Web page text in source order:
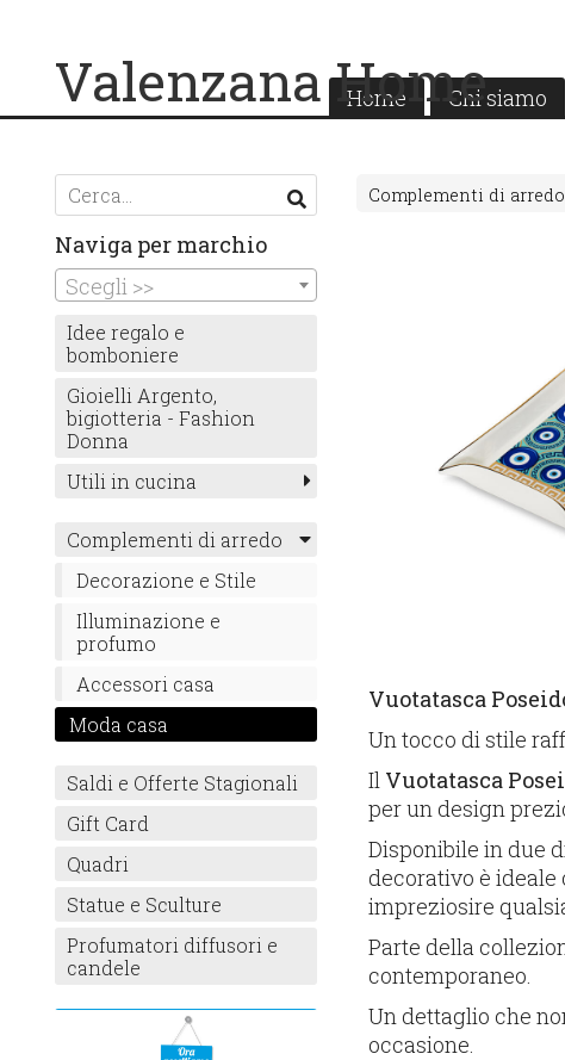
Home Chi siamo
Valenzana Home
Complementi di arredo
Vuotatasca
Un tocco di stile
Il Vuotatasca
per un design
Disponibile in due
decorativo è
impreziosire
Parte della
contemporaneo.
Un dettaglio che
occasione.
Naviga per marchio
Scegli >>
Idee regalo e
bomboniere
Gioielli Argento,
bigiotteria - Fashion
Donna
Utili in cucina
Complementi di arredo
Decorazione e Stile
Illuminazione e
profumo
Accessori casa
Moda casa
Saldi e Offerte Stagionali
Gift Card
Quadri
Statue e Sculture
Profumatori diffusori e
candele